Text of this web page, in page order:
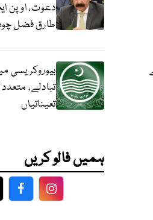
دعوت، اوپن
طارق فضل
بیوروکریسی
تبادلے،
تعیناتیاں
ہمیں فالو کریں
FacebookFacebook